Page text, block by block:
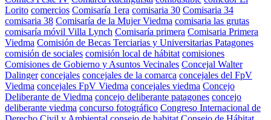
Lorito comercios Comisaría 1era comisaria 30 Comisaria 34
comisaria 38 Comisaría de la Mujer Viedma comisaria las grutas
comisaría móvil Villa Lynch Comisaría primera Comisaria Primera
Viedma Comisión de Becas Terciarias y Universitarias Patagones
comisión de sociales comisión local de hábitat comisiones
Comisiones de Gobierno y Asuntos Vecinales Concejal Walter
Dalinger concejales concejales de la comarca concejales del FpV
Viedma concejales FpV Viedma concejales viedma Concejo
Deliberante de Viedma concejo deliberante patagones concejo
deliberante viedma concurso fotográfico Congreso Internacional de